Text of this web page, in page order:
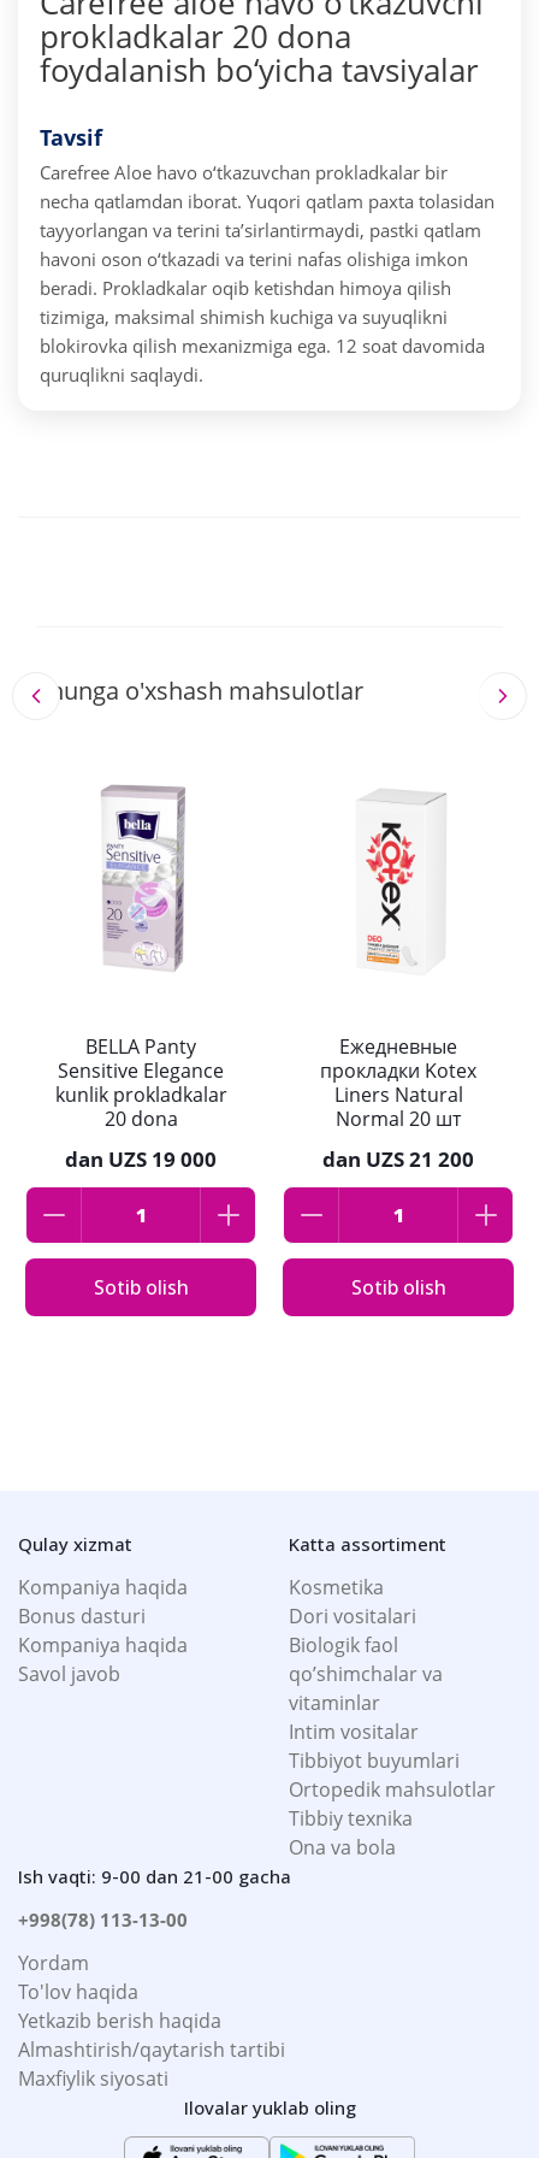
prokladkalar 20 dona
foydalanish bo‘yicha tavsiyalar
Tavsif
Carefree Aloe havo o‘tkazuvchan prokladkalar bir
necha qatlamdan iborat. Yuqori qatlam paxta tolasidan
tayyorlangan va terini ta’sirlantirmaydi, pastki qatlam
havoni oson o‘tkazadi va terini nafas olishiga imkon
beradi. Prokladkalar oqib ketishdan himoya qilish
tizimiga, maksimal shimish kuchiga va suyuqlikni
blokirovka qilish mexanizmiga ega. 12 soat davomida
quruqlikni saqlaydi.
Shunga o'xshash mahsulotlar
BELLA Panty
Sensitive Elegance
kunlik prokladkalar
20 dona
dan UZS 19 000
Sotib olish
Ежедневные
прокладки Kotex
Liners Natural
Normal 20 шт
dan UZS 21 200
Sotib olish
Qulay xizmat
Kompaniya haqida
Bonus dasturi
Kompaniya haqida
Savol javob
Katta assortiment
Kosmetika
Dori vositalari
Biologik faol
qo’shimchalar va
vitaminlar
Intim vositalar
Tibbiyot buyumlari
Ortopedik mahsulotlar
Tibbiy texnika
Ona va bola
Ish vaqti: 9-00 dan 21-00 gacha
+998(78) 113-13-00
Yordam
To'lov haqida
Yetkazib berish haqida
Almashtirish/qaytarish tartibi
Maxfiylik siyosati
Ilovalar yuklab oling